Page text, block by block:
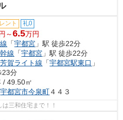
ント 礼0
～6.5万円
「宇都宮 」駅 徒歩22分
線 「宇都宮 」駅 徒歩22分
賀ライト線 「宇都宮駅東口 」
23分
/ 49.50㎡
宇都宮市今泉町４４３
三和住宅まで！！